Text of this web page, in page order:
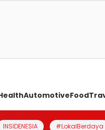
AutomotiveFood
INSIDENESIA #LokalBerdaya